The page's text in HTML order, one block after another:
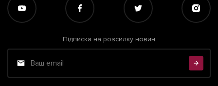
Підписка на розсилку новин